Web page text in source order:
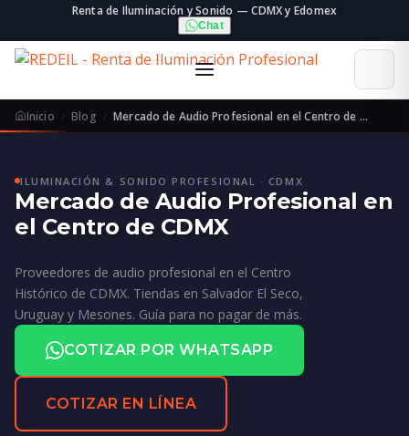
Renta de Iluminación y Sonido — CDMX y Edomex
Chat
Inicio Blog Mercado de Audio Profesional en el Centro de …
ILUMINACIÓN & SONIDO PROFESIONAL · CDMX
Mercado de Audio Profesional en
el Centro de CDMX
Proveedores de audio profesional en el Centro
Histórico de CDMX. Tiendas en Salvador El Seco,
Uruguay y Mesones. Guía para no pagar de más.
COTIZAR POR WHATSAPP
COTIZAR EN LÍNEA